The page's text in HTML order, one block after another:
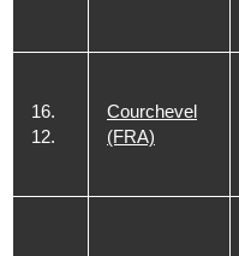
16.
12.
Courchevel
(FRA)